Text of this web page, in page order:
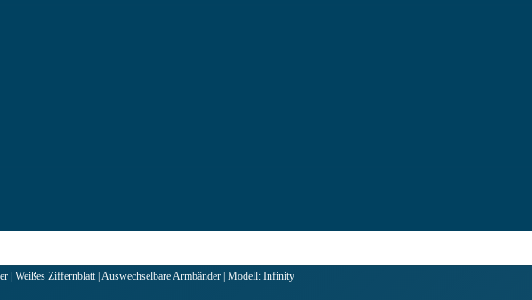
| Weißes Ziffernblatt | Auswechselbare Armbänder | Modell: Infinity